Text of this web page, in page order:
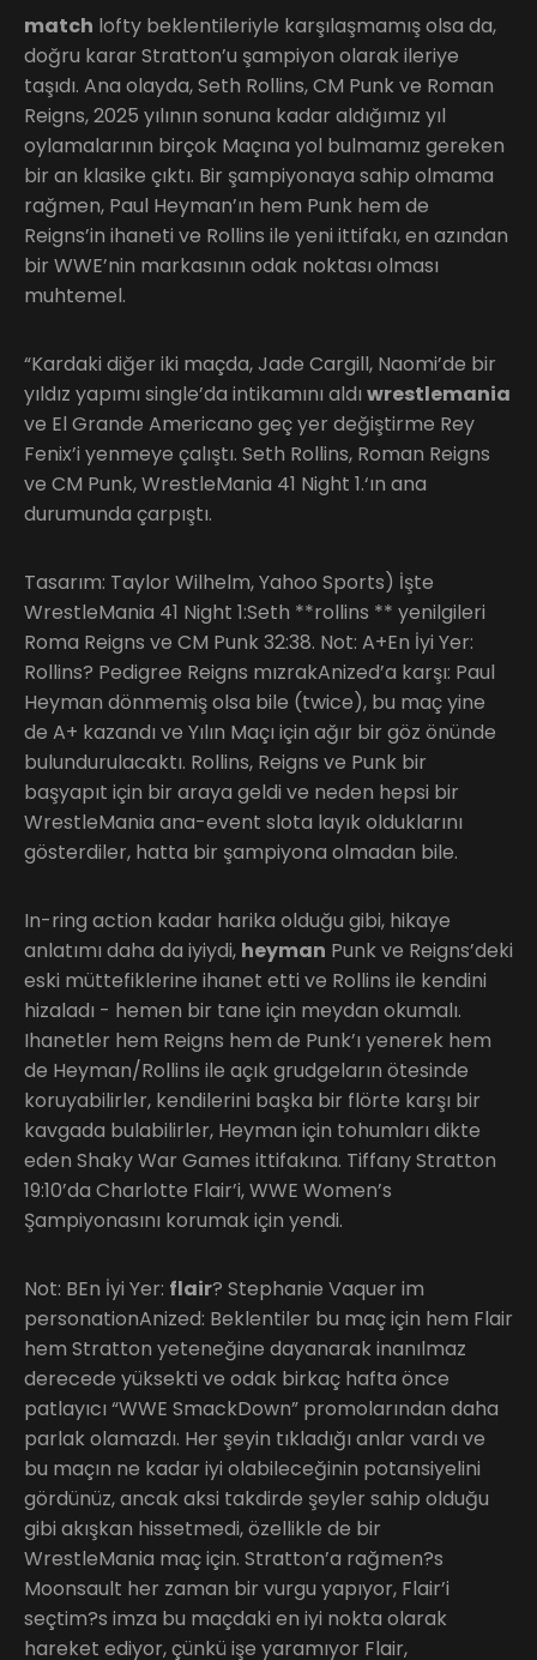
match lofty beklentileriyle karşılaşmamış olsa da,
doğru karar Stratton’u şampiyon olarak ileriye
taşıdı. Ana olayda, Seth Rollins, CM Punk ve Roman
Reigns, 2025 yılının sonuna kadar aldığımız yıl
oylamalarının birçok Maçına yol bulmamız gereken
bir an klasike çıktı. Bir şampiyonaya sahip olmama
rağmen, Paul Heyman’ın hem Punk hem de
Reigns’in ihaneti ve Rollins ile yeni ittifakı, en azından
bir WWE’nin markasının odak noktası olması
muhtemel.
“Kardaki diğer iki maçda, Jade Cargill, Naomi’de bir
yıldız yapımı single’da intikamını aldı wrestlemania
ve El Grande Americano geç yer değiştirme Rey
Fenix’i yenmeye çalıştı. Seth Rollins, Roman Reigns
ve CM Punk, WrestleMania 41 Night 1.‘ın ana
durumunda çarpıştı.
Tasarım: Taylor Wilhelm, Yahoo Sports) İşte
WrestleMania 41 Night 1:Seth **rollins ** yenilgileri
Roma Reigns ve CM Punk 32:38. Not: A+En İyi Yer:
Rollins? Pedigree Reigns mızrakAnized’a karşı: Paul
Heyman dönmemiş olsa bile (twice), bu maç yine
de A+ kazandı ve Yılın Maçı için ağır bir göz önünde
bulundurulacaktı. Rollins, Reigns ve Punk bir
başyapıt için bir araya geldi ve neden hepsi bir
WrestleMania ana-event slota layık olduklarını
gösterdiler, hatta bir şampiyona olmadan bile.
In-ring action kadar harika olduğu gibi, hikaye
anlatımı daha da iyiydi, heyman Punk ve Reigns’deki
eski müttefiklerine ihanet etti ve Rollins ile kendini
hizaladı - hemen bir tane için meydan okumalı.
Ihanetler hem Reigns hem de Punk’ı yenerek hem
de Heyman/Rollins ile açık grudgeların ötesinde
koruyabilirler, kendilerini başka bir flörte karşı bir
kavgada bulabilirler, Heyman için tohumları dikte
eden Shaky War Games ittifakına. Tiffany Stratton
19:10’da Charlotte Flair’i, WWE Women’s
Şampiyonasını korumak için yendi.
Not: BEn İyi Yer: flair? Stephanie Vaquer im
personationAnized: Beklentiler bu maç için hem Flair
hem Stratton yeteneğine dayanarak inanılmaz
derecede yüksekti ve odak birkaç hafta önce
patlayıcı “WWE SmackDown” promolarından daha
parlak olamazdı. Her şeyin tıkladığı anlar vardı ve
bu maçın ne kadar iyi olabileceğinin potansiyelini
gördünüz, ancak aksi takdirde şeyler sahip olduğu
gibi akışkan hissetmedi, özellikle de bir
WrestleMania maç için. Stratton’a rağmen?s
Moonsault her zaman bir vurgu yapıyor, Flair’i
seçtim?s imza bu maçdaki en iyi nokta olarak
hareket ediyor, çünkü işe yaramıyor Flair,